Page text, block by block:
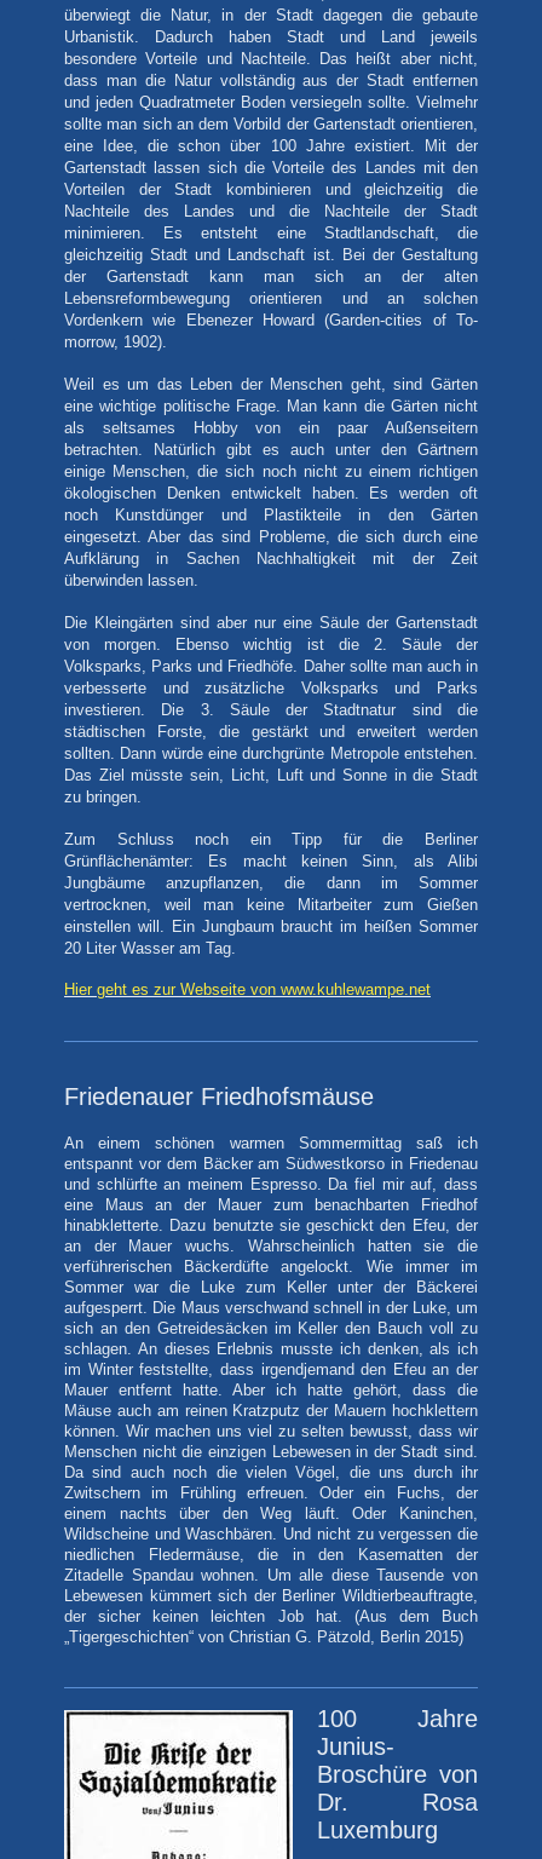
überwiegt die Natur, in der Stadt dagegen die gebaute
Urbanistik. Dadurch haben Stadt und Land jeweils
besondere Vorteile und Nachteile. Das heißt aber nicht,
dass man die Natur vollständig aus der Stadt entfernen
und jeden Quadratmeter Boden versiegeln sollte. Vielmehr
sollte man sich an dem Vorbild der Gartenstadt orientieren,
eine Idee, die schon über 100 Jahre existiert. Mit der
Gartenstadt lassen sich die Vorteile des Landes mit den
Vorteilen der Stadt kombinieren und gleichzeitig die
Nachteile des Landes und die Nachteile der Stadt
minimieren. Es entsteht eine Stadtlandschaft, die
gleichzeitig Stadt und Landschaft ist. Bei der Gestaltung
der Gartenstadt kann man sich an der alten
Lebensreformbewegung orientieren und an solchen
Vordenkern wie Ebenezer Howard (Garden-cities of To-
morrow, 1902).
Weil es um das Leben der Menschen geht, sind Gärten
eine wichtige politische Frage. Man kann die Gärten nicht
als seltsames Hobby von ein paar Außenseitern
betrachten. Natürlich gibt es auch unter den Gärtnern
einige Menschen, die sich noch nicht zu einem richtigen
ökologischen Denken entwickelt haben. Es werden oft
noch Kunstdünger und Plastikteile in den Gärten
eingesetzt. Aber das sind Probleme, die sich durch eine
Aufklärung in Sachen Nachhaltigkeit mit der Zeit
überwinden lassen.
Die Kleingärten sind aber nur eine Säule der Gartenstadt
von morgen. Ebenso wichtig ist die 2. Säule der
Volksparks, Parks und Friedhöfe. Daher sollte man auch in
verbesserte und zusätzliche Volksparks und Parks
investieren. Die 3. Säule der Stadtnatur sind die
städtischen Forste, die gestärkt und erweitert werden
sollten. Dann würde eine durchgrünte Metropole entstehen.
Das Ziel müsste sein, Licht, Luft und Sonne in die Stadt
zu bringen.
Zum Schluss noch ein Tipp für die Berliner
Grünflächenämter: Es macht keinen Sinn, als Alibi
Jungbäume anzupflanzen, die dann im Sommer
vertrocknen, weil man keine Mitarbeiter zum Gießen
einstellen will. Ein Jungbaum braucht im heißen Sommer
20 Liter Wasser am Tag.
Hier geht es zur Webseite von www.kuhlewampe.net
Friedenauer Friedhofsmäuse
An einem schönen warmen Sommermittag saß ich
entspannt vor dem Bäcker am Südwestkorso in Friedenau
und schlürfte an meinem Espresso. Da fiel mir auf, dass
eine Maus an der Mauer zum benachbarten Friedhof
hinabkletterte. Dazu benutzte sie geschickt den Efeu, der
an der Mauer wuchs. Wahrscheinlich hatten sie die
verführerischen Bäckerdüfte angelockt. Wie immer im
Sommer war die Luke zum Keller unter der Bäckerei
aufgesperrt. Die Maus verschwand schnell in der Luke, um
sich an den Getreidesäcken im Keller den Bauch voll zu
schlagen. An dieses Erlebnis musste ich denken, als ich
im Winter feststellte, dass irgendjemand den Efeu an der
Mauer entfernt hatte. Aber ich hatte gehört, dass die
Mäuse auch am reinen Kratzputz der Mauern hochklettern
können. Wir machen uns viel zu selten bewusst, dass wir
Menschen nicht die einzigen Lebewesen in der Stadt sind.
Da sind auch noch die vielen Vögel, die uns durch ihr
Zwitschern im Frühling erfreuen. Oder ein Fuchs, der
einem nachts über den Weg läuft. Oder Kaninchen,
Wildscheine und Waschbären. Und nicht zu vergessen die
niedlichen Fledermäuse, die in den Kasematten der
Zitadelle Spandau wohnen. Um alle diese Tausende von
Lebewesen kümmert sich der Berliner Wildtierbeauftragte,
der sicher keinen leichten Job hat. (Aus dem Buch
„Tigergeschichten“ von Christian G. Pätzold, Berlin 2015)
100 Jahre
Junius-
Broschüre von
Dr. Rosa
Luxemburg